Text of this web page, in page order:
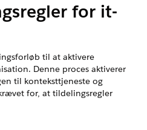
for it-
til at aktivere
Denne proces aktiverer
til konteksttjeneste og
for, at tildelingsregler